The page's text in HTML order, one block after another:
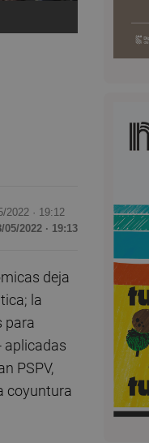
2022 · 19:12
2022 · 19:13
deja
la
para
aplicadas
PSPV,
coyuntura